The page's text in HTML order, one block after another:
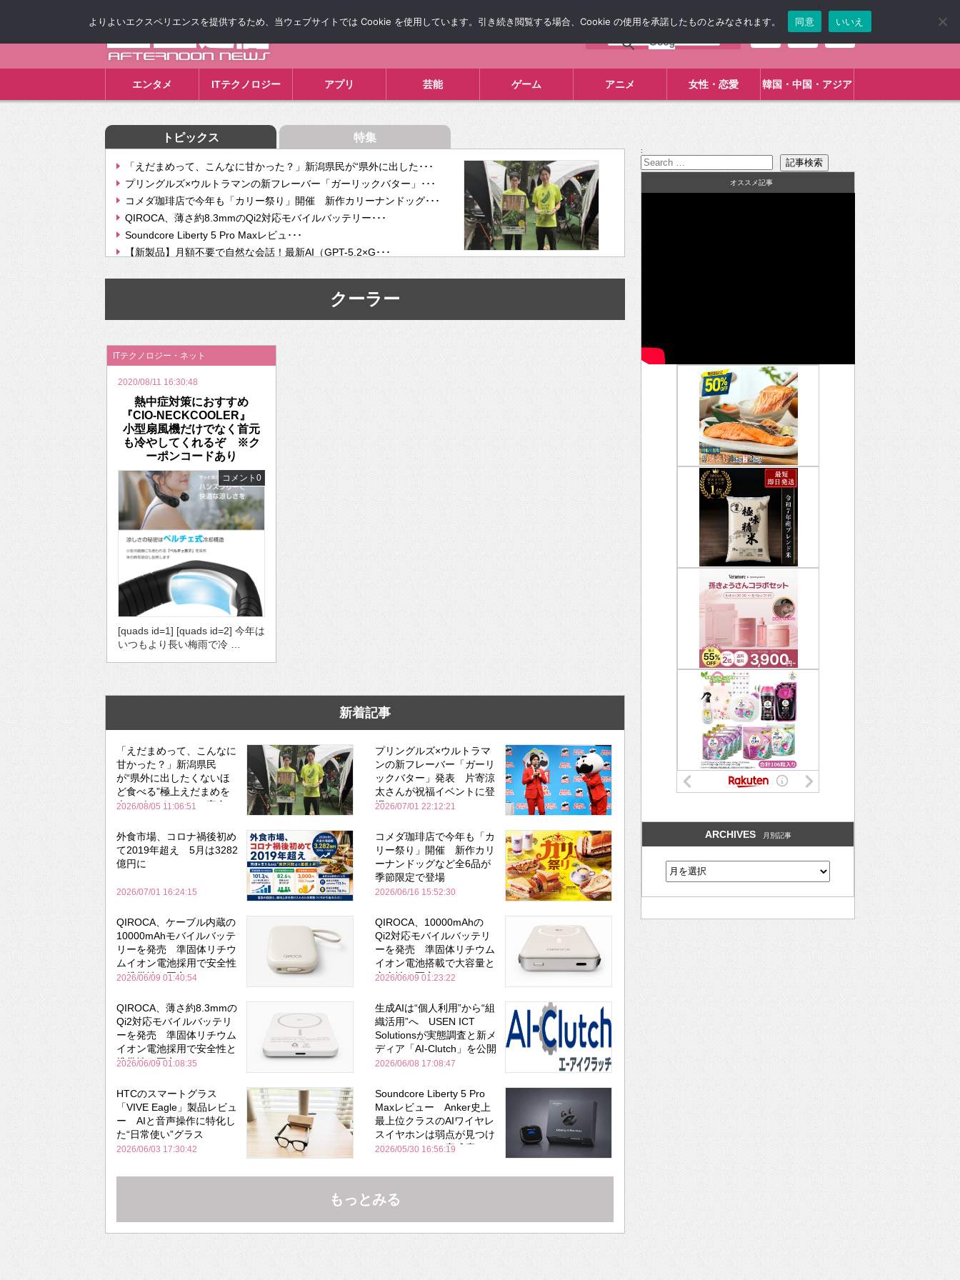
エンタメ ITテクノロジー アプリ 芸能 ゲーム アニメ 女性・恋愛 韓国・中国・アジア
トピックス 特集
「えだまめって、こんなに甘かった？」新潟県民が“県外に出した･･･
プリングルズ×ウルトラマンの新フレーバー「ガーリックバター」･･･
コメダ珈琲店で今年も「カリー祭り」開催 新作カリーナンドッグ･･･
QIROCA、薄さ約8.3mmのQi2対応モバイルバッテリー･･･
Soundcore Liberty 5 Pro Maxレビュ･･･
【新製品】月額不要で自然な会話！最新AI（GPT-5.2×G･･･
【次世代の没入感と生産性】VITURE Luma Ultra･･･
挫折率8割の壁をAIで突破。ジャストシステム、”自分が今話し･･･
2026年のバレンタインは「自分で作って、想いを渡す」 TE･･･
クーラー
ITテクノロジー・ネット
2020/08/11 16:30:48
熱中症対策におすすめ
『CIO-NECKCOOLER』
小型扇風機だけでなく首元
も冷やしてくれるぞ ※ク
ーポンコードあり
コメント0
[quads id=1] [quads id=2] 今年は
いつもより長い梅雨で冷 …
新着記事
「えだまめって、こんなに
甘かった？」新潟県民
が“県外に出したくないほ
ど食べる”極上えだまめを
森のビアガーデンで実食
2026/08/05 11:06:51
プリングルズ×ウルトラマ
ンの新フレーバー「ガーリ
ックバター」発表 片寄涼
太さんが祝福イベントに登
場
2026/07/01 22:12:21
外食市場、コロナ禍後初め
て2019年超え 5月は3282
億円に
2026/07/01 16:24:15
コメダ珈琲店で今年も「カ
リー祭り」開催 新作カリ
ーナンドッグなど全6品が
季節限定で登場
2026/06/16 15:52:30
QIROCA、ケーブル内蔵の
10000mAhモバイルバッテ
リーを発売 準固体リチウ
ムイオン電池採用で安全性
と携帯性を両立
2026/06/09 01:40:54
QIROCA、10000mAhの
Qi2対応モバイルバッテリ
ーを発売 準固体リチウム
イオン電池搭載で大容量と
安全性を両立
2026/06/09 01:23:22
QIROCA、薄さ約8.3mmの
Qi2対応モバイルバッテリ
ーを発売 準固体リチウム
イオン電池採用で安全性と
携帯性を両立
2026/06/09 01:08:35
生成AIは“個人利用”から“組
織活用”へ USEN ICT
Solutionsが実態調査と新メ
ディア「AI-Clutch」を公開
2026/06/08 17:08:47
HTCのスマートグラス
「VIVE Eagle」製品レビュ
ー AIと音声操作に特化し
た“日常使い”グラス
2026/06/03 17:30:42
Soundcore Liberty 5 Pro
Maxレビュー Anker史上
最上位クラスのAIワイヤレ
スイヤホンは弱点が見つけ
づらいくらいの完成度にび
Bose並み
2026/05/30 16:56:19
もっとみる
:
オススメ記事
ARCHIVES 月別記事
よりよいエクスペリエンスを提供するため、当ウェブサイトでは Cookie を使用しています。引き続き閲覧する場合、Cookie の使用を承諾したものとみなされます。 同意 いいえ